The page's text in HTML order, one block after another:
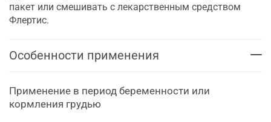
пакет или смешивать с лекарственным средством
Флертис.
Особенности применения
Применение в период беременности или
кормления грудью